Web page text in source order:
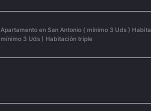
Apartamento en San Antonio ( mínimo 3 Uds )
mínimo 3 Uds ) Habitación triple